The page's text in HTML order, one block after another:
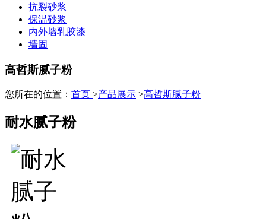
抗裂砂浆
保温砂浆
内外墙乳胶漆
墙固
高哲斯腻子粉
您所在的位置： 首页 >产品展示 >高哲斯腻子粉
耐水腻子粉